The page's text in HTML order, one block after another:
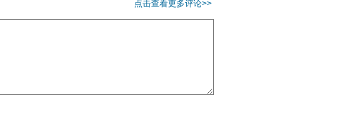
点击查看更多评论>>